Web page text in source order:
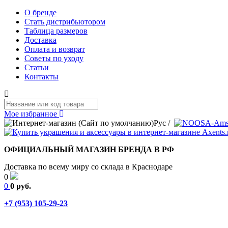
О бренде
Стать дистрибьютором
Таблица размеров
Доставка
Оплата и возврат
Советы по уходу
Статьи
Контакты
Мое избранное
Рус /
ОФИЦИАЛЬНЫЙ МАГАЗИН БРЕНДА В РФ
Доставка по всему миру со склада в Краснодаре
0
0 0 руб.
+7 (953) 105-29-23